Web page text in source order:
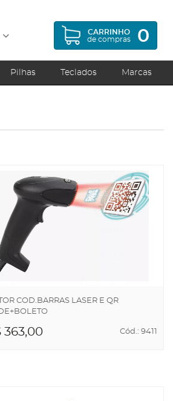
CARRINHO
de compras
0
Pilhas Teclados Marcas
COD.BARRAS LASER E QR
363,00 Cód.: 9411